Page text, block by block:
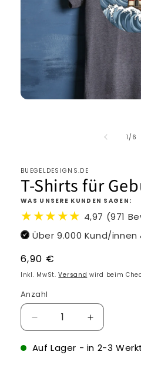
1 /von
6
BUEGELDESIGNS.DE
T-Shirts für
WAS UNSERE KUNDEN SAGEN:
★★★★★ 4,97 (971
Über 9.000 Kund/
Normaler
Preis
6,90 €
Inkl. MwSt.Versand wird beim
Anzahl
Verringere
die
Menge
Erhöhe
die
Menge
Auf Lager - in 2-3